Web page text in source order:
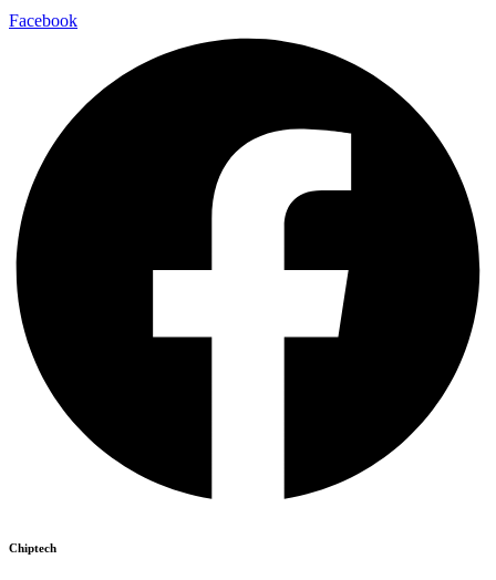
Facebook
Chiptech